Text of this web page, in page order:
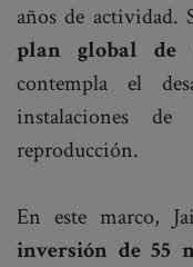
años de actividad.
plan global de
contempla el
instalaciones
reproducción.
En este marco,
inversión de 55